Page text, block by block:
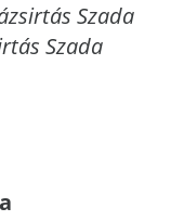
Szada
Szada